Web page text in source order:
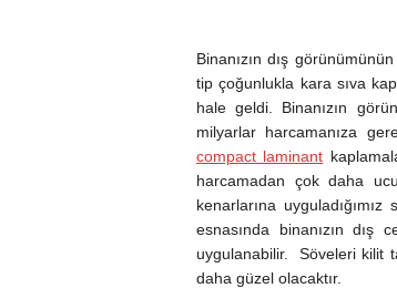
Binanızın dış
tip çoğunlukla kara sıva
hale geldi. Binanızın
milyarlar harcamanıza
compact laminant
harcamadan çok daha
kenarlarına
esnasında binanızın
uygulanabilir. Söveleri kilit
daha güzel olacaktır.